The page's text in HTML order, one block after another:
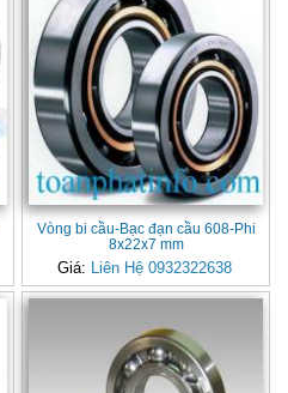
Vòng bi cầu-Bạc đạn cầu 608-Phi
8x22x7 mm
Giá: Liên Hệ 0932322638